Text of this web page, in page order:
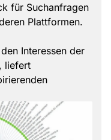
für Suchanfragen
Plattformen.
Interessen der
liefert